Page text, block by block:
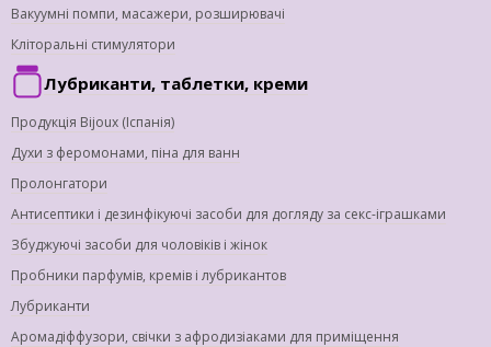
Вакуумні помпи, масажери, розширювачі
Кліторальні стимулятори
Лубриканти, таблетки, креми
Продукція Bijoux (Іспанія)
Духи з феромонами, піна для ванн
Пролонгатори
Антисептики і дезинфікуючі засоби для догляду за секс-іграшками
Збуджуючі засоби для чоловіків і жінок
Пробники парфумів, кремів і лубрикантов
Лубриканти
Аромадіффузори, свічки з афродизіаками для приміщення